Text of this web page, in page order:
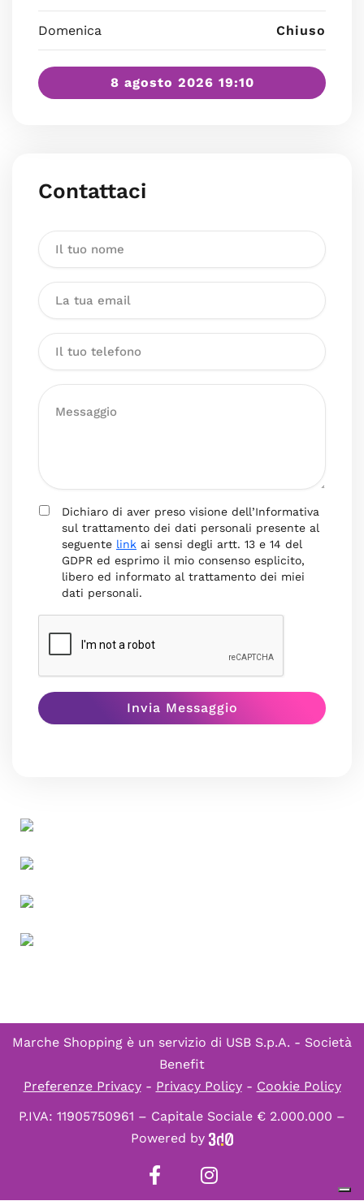
Domenica Chiuso
8 agosto 2026 19:10
Contattaci
Dichiaro di aver preso visione dell’Informativa
sul trattamento dei dati personali presente al
seguente link ai sensi degli artt. 13 e 14 del
GDPR ed esprimo il mio consenso esplicito,
libero ed informato al trattamento dei miei
dati personali.
Marche Shopping è un servizio di USB S.p.A. - Società
Benefit
Preferenze Privacy- Privacy Policy- Cookie Policy
P.IVA: 11905750961 – Capitale Sociale € 2.000.000 –
Powered by